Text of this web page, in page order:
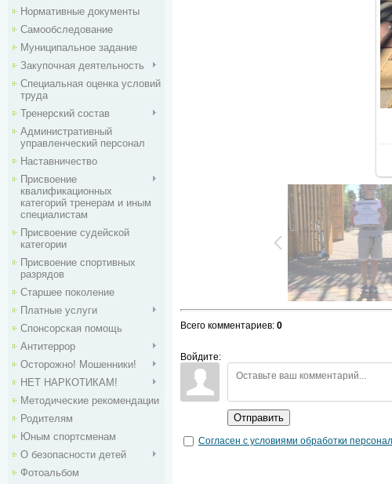
Нормативные документы
Самообследование
Муниципальное задание
Закупочная деятельность
Специальная оценка условий
труда
Тренерский состав
Административный
управленческий персонал
Наставничество
Присвоение
квалификационных
категорий тренерам и иным
специалистам
Присвоение судейской
категории
Присвоение спортивных
разрядов
Старшее поколение
Платные услуги
Спонсорская помощь
Антитеррор
Осторожно! Мошенники!
НЕТ НАРКОТИКАМ!
Методические рекомендации
Родителям
Юным спортсменам
О безопасности детей
Фотоальбом
Всего комментариев: 0
Войдите:
Отправить
Согласен с условиями обработки